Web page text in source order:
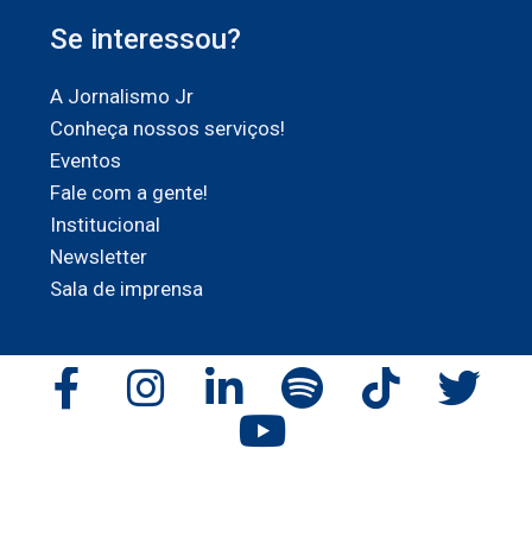
Se interessou?
A Jornalismo Jr
Conheça nossos serviços!
Eventos
Fale com a gente!
Institucional
Newsletter
Sala de imprensa